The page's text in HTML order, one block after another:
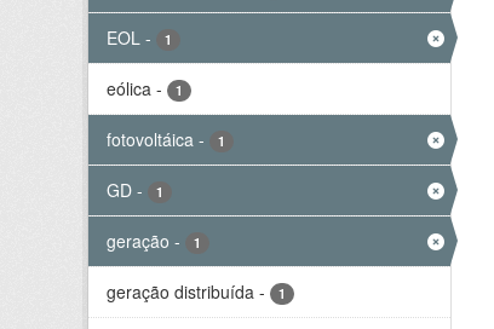
EOL - 1
eólica - 1
fotovoltáica - 1
GD - 1
geração - 1
geração distribuída - 1